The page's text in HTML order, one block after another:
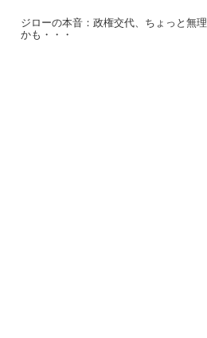
ジローの本音：政権交代、ちょっと無理
かも・・・